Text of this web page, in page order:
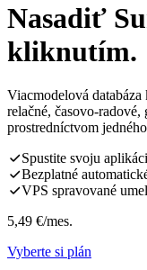
Nasadiť
kliknutím.
Viacmodelová
relačné, časovo-radové,
prostredníctvom
Spustite svoju
Bezplatné
VPS spravované
5,49 €/mes.
Vyberte si plán